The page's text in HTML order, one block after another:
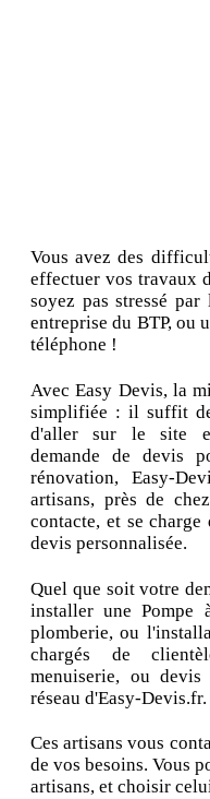
Vous avez des
effectuer vos travaux
soyez pas stressé
entreprise du BTP, ou
téléphone !
Avec Easy Devis, la
simplifiée : il suffit
d'aller sur le site
demande de devis
rénovation, Easy-
artisans, près de
contacte, et se
devis personnalisée.
Quel que soit votre
installer une Pompe
plomberie, ou
chargés de
menuiserie, ou
réseau d'Easy-Devis.fr.
Ces artisans vous
de vos besoins. Vous
artisans, et choisir